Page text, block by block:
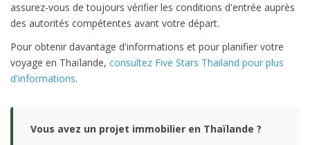
assurez-vous de toujours vérifier les conditions d'entrée auprès
des autorités compétentes avant votre départ.
Pour obtenir davantage d'informations et pour planifier votre
voyage en Thaïlande, consultez Five Stars Thailand pour plus
d'informations.
Vous avez un projet immobilier en Thaïlande ?